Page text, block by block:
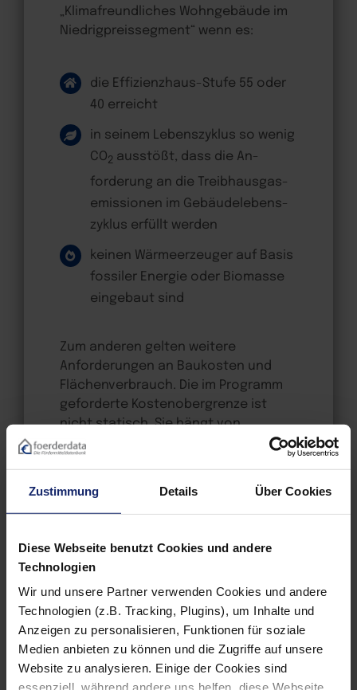
Zustimmung Details Über Cookies
Diese Webseite benutzt Cookies und andere
Technologien
Wir und unsere Partner verwenden Cookies und andere
Technologien (z.B. Tracking, Plugins), um Inhalte und
Anzeigen zu personalisieren, Funktionen für soziale
Medien anbieten zu können und die Zugriffe auf unsere
Website zu analysieren. Einige der Cookies sind
essenziell, während andere uns helfen, diese Webseite
„Klimafreundliches Wohngebäude im
Niedrigpreissegment“ wenn es:
die Effizien­zhaus-Stufe 55 oder
40 erreicht
in seinem Lebens­zyklus so wenig
CO2 aus­stößt, dass die An­
forderung an die Treib­hausgas­
emissionen im Gebäude­lebens­
zyklus erfüllt werden
keinen Wärme­erzeuger auf Basis
fossiler Energie oder Bio­masse
eingebaut sind
Zum anderen gelten weitere
Anforderungen an Baukosten und
Flächenverbrauch. Die im Programm
geforderte Kostenobergrenze ist
nicht statisch. Sie hängt von
verschiedenen projektspezifischen
wieviel Heizenergie benötigt wird und
vom aktuellen Baupreisindex.
eine Mindest­anzahl an Wohn­
räumen in Ab­hängig­keit von der
Wohn­fläche
die Einhaltung von Grenzwerten
aus­gewählter gebäude­